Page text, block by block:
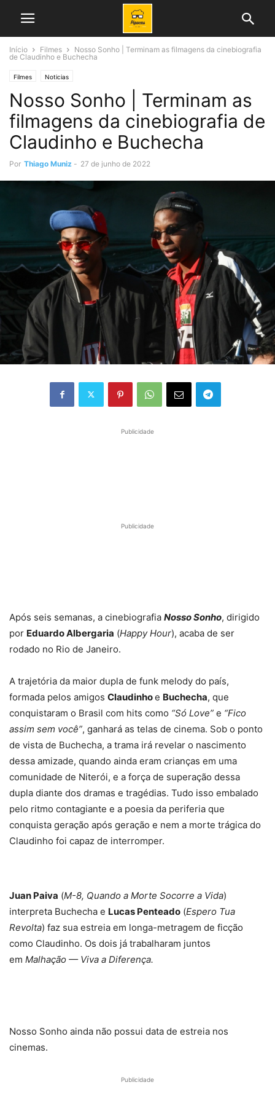
Início Filmes
Nosso Sonho | Terminam as filmagens da cinebiografia
de Claudinho e Buchecha
Filmes Noticias
Nosso Sonho | Terminam as
filmagens da cinebiografia de
Claudinho e Buchecha
Por Thiago Muniz - 27 de junho de 2022
Publicidade
Publicidade
Após seis semanas, a cinebiografia Nosso Sonho, dirigido
por Eduardo Albergaria (Happy Hour), acaba de ser
rodado no Rio de Janeiro.
A trajetória da maior dupla de funk melody do país,
formada pelos amigos Claudinhoe Buchecha, que
conquistaram o Brasil com hits como “Só Love” e “Fico
assim sem você”, ganhará as telas de cinema. Sob o ponto
de vista de Buchecha, a trama irá revelar o nascimento
dessa amizade, quando ainda eram crianças em uma
comunidade de Niterói, e a força de superação dessa
dupla diante dos dramas e tragédias. Tudo isso embalado
pelo ritmo contagiante e a poesia da periferia que
conquista geração após geração e nem a morte trágica do
Claudinho foi capaz de interromper.
Juan Paiva (M-8, Quando a Morte Socorre a Vida)
interpreta Buchecha e Lucas Penteado (Espero Tua
Revolta) faz sua estreia em longa-metragem de ficção
como Claudinho. Os dois já trabalharam juntos
em Malhação — Viva a Diferença.
Nosso Sonho ainda não possui data de estreia nos
cinemas.
Publicidade